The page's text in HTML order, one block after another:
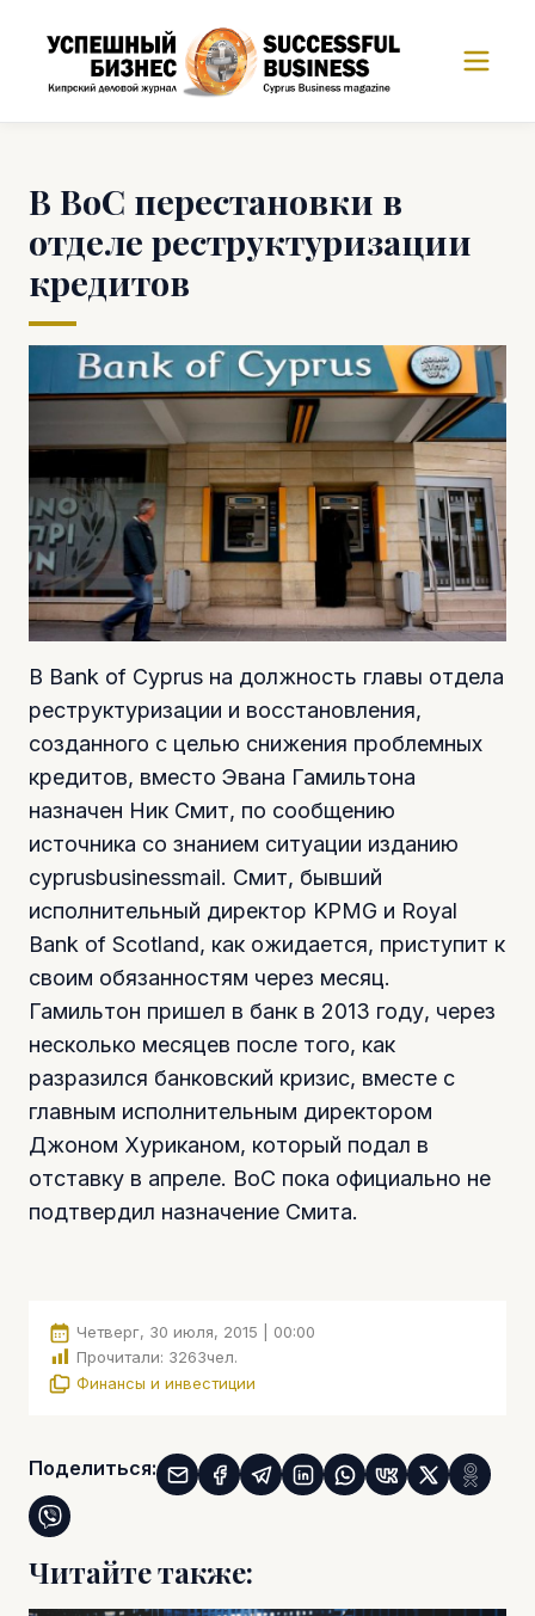
В BoC перестановки в
отделе реструктуризации
кредитов
В Bank of Cyprus на должность главы отдела
реструктуризации и восстановления,
созданного с целью снижения проблемных
кредитов, вместо Эвана Гамильтона
назначен Ник Смит, по сообщению
источника со знанием ситуации изданию
cyprusbusinessmail. Смит, бывший
исполнительный директор KPMG и Royal
Bank of Scotland, как ожидается, приступит к
своим обязанностям через месяц.
Гамильтон пришел в банк в 2013 году, через
несколько месяцев после того, как
разразился банковский кризис, вместе с
главным исполнительным директором
Джоном Хуриканом, который подал в
отставку в апреле. BoC пока официально не
подтвердил назначение Смита.
Четверг, 30 июля, 2015 | 00:00
Прочитали: 3263чел.
Финансы и инвестиции
Поделиться:
Читайте также: